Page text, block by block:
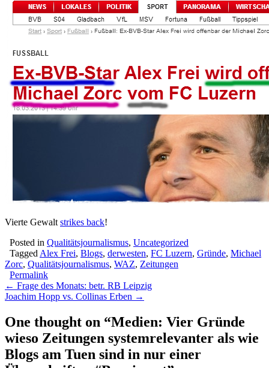
Vierte Gewalt strikes back!
Posted in Qualitätsjournalismus, Uncategorized
Tagged Alex Frei, Blogs, derwesten, FC Luzern, Gründe, Michael
Zorc, Qualitätsjournalismus, WAZ, Zeitungen
Permalink
Post
navigation
← Frage des Monats: betr. RB Leipzig
Joachim Hopp vs. Collinas Erben →
One thought on “Medien: Vier Gründe
wieso Zeitungen systemrelevanter als wie
Blogs am Tuen sind in nur einer